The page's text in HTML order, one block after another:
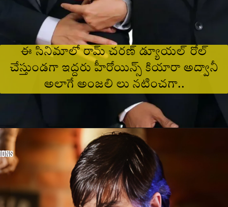
ఈ సినిమాలో రామ్ చరణ్ డ్యూయల్ రోల్
చేస్తుండగా ఇద్దరు హీరోయిన్స్ కియారా అద్వానీ
అలాగే అంజలి లు నటించగా..